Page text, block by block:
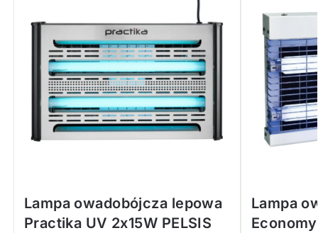
Lampa owadobójcza lepowa
Practika UV 2x15W PELSIS
Lampa
Economy